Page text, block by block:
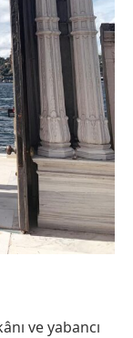
ve yabancı